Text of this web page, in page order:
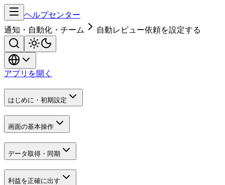
ヘルプセンター
通知・自動化・チーム
自動レビュー依頼を設定する
アプリを開く
はじめに・初期設定
画面の基本操作
データ取得・同期
利益を正確に出す